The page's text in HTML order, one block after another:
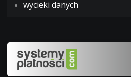
wycieki danych